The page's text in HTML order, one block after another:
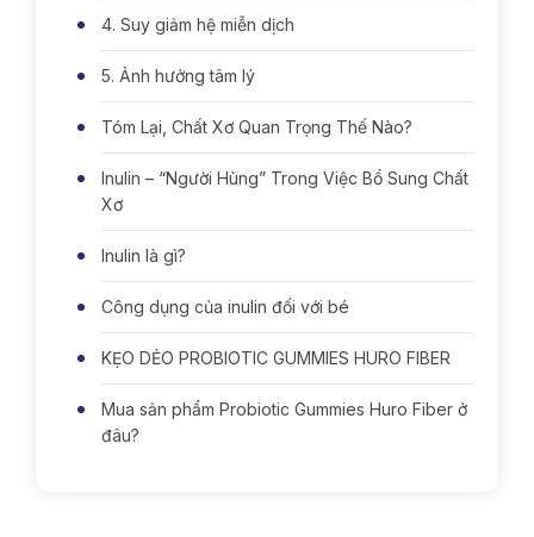
4. Suy giảm hệ miễn dịch
5. Ảnh hưởng tâm lý
Tóm Lại, Chất Xơ Quan Trọng Thế Nào?
Inulin – “Người Hùng” Trong Việc Bổ Sung Chất
Xơ
Inulin là gì?
Công dụng của inulin đối với bé
KẸO DẺO PROBIOTIC GUMMIES HURO FIBER
Mua sản phẩm Probiotic Gummies Huro Fiber ở
đâu?